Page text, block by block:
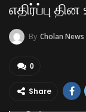
எதிர்ப்பு
By Cholan News
0
Share